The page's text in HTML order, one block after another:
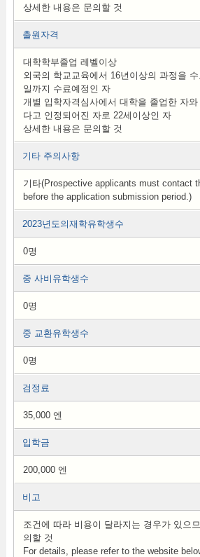
상세한 내용은 문의할 것
출원자격
대학학부졸업 레벨이상
외국의 학교교육에서 16년이상의 과정을
일까지 수료예정인 자
개별 입학자격심사에서 대학을 졸업한 자
다고 인정되어진 자로 22세이상인 자
상세한 내용은 문의할 것
기타 주의사항
기타(Prospective applicants must contact
before the application submission period.)
2023년도의재학유학생수
0명
중 사비유학생수
0명
중 교환유학생수
0명
검정료
35,000 엔
입학금
200,000 엔
비고
조건에 따라 비용이 달라지는 경우가 있으
의할 것
For details, please refer to the website